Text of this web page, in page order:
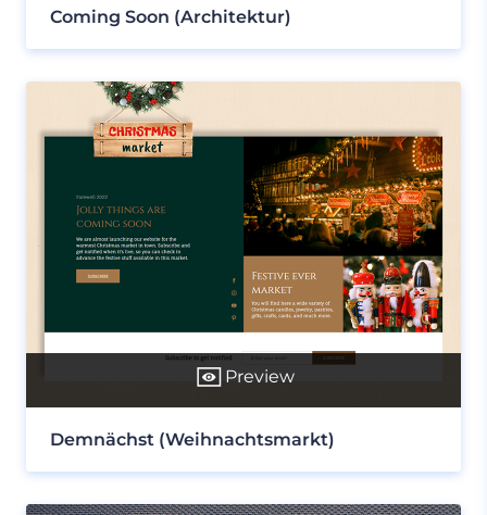
Coming Soon (Architektur)
Preview
Demnächst (Weihnachtsmarkt)